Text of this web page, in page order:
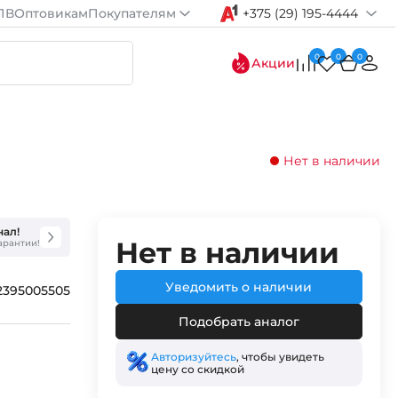
ОптовикамПокупателям +375 (29) 195-4444
Акции 0 0 0
Нет в наличии
Нет в наличии
Уведомить о наличии
Подобрать аналог
Авторизуйтесь, чтобы увидеть
цену со скидкой